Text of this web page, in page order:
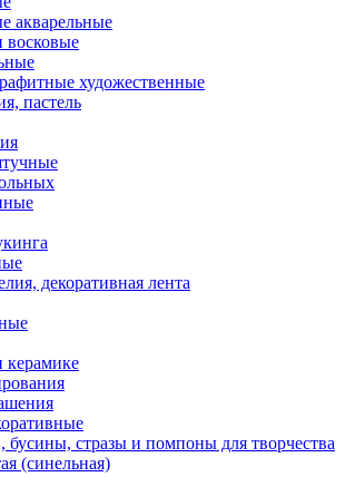
акварельные
художественные
пастель
декоративная лента
керамике
бусины, стразы и помпоны для творчества
(синельная)